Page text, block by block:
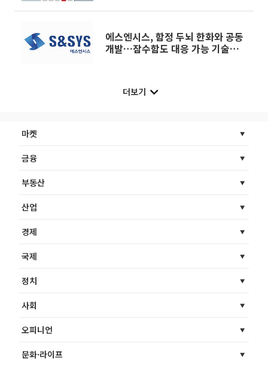
에스엔시스, 함정 두뇌 한화와 공동
개발…잠수함도 대응 가능 기술력
더보기
마켓
금융
부동산
산업
경제
국제
정치
사회
오피니언
문화·라이프